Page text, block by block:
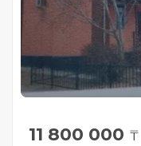
11 800 000 ₸